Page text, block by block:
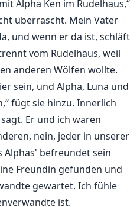
Alpha Ken im Rudelhaus,“
überrascht. Mein Vater
und wenn er da ist, schläft
vom Rudelhaus, weil
anderen Wölfen wollte.
sein, und Alpha, Luna und
fügt sie hinzu. Innerlich
Er und ich waren
nein, jeder in unserer
Alphas' befreundet sein
Freundin gefunden und
gewartet. Ich fühle
ist.